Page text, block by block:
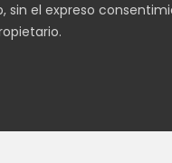
sin el expreso